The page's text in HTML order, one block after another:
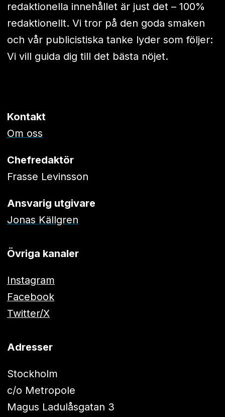
redaktionella innehållet är just det – 100%
redaktionellt. Vi tror på den goda smaken
och vår publicistiska tanke lyder som följer:
Vi vill guida dig till det bästa nöjet.
Kontakt
Om oss
Chefredaktör
Frasse Levinsson
Ansvarig utgivare
Jonas Källgren
Övriga kanaler
Instagram
Facebook
Twitter/X
Adresser
Stockholm
c/o Metropole
Magus Ladulåsgatan 3